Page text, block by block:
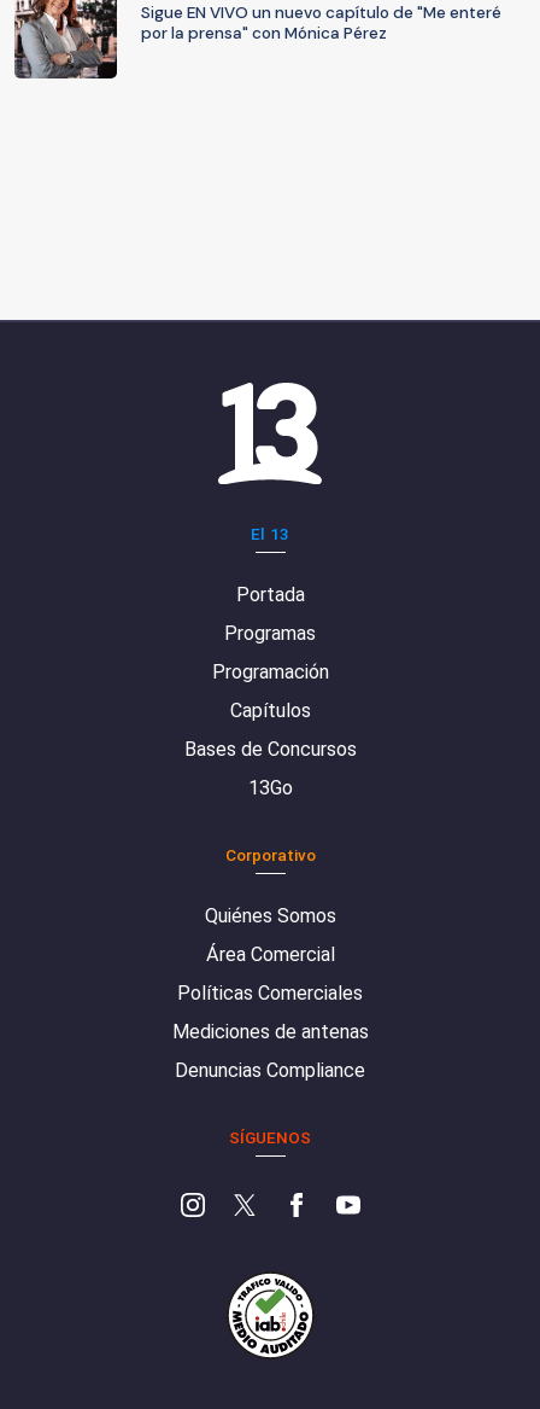
Sigue EN VIVO un nuevo capítulo de "Me enteré
por la prensa" con Mónica Pérez
El 13
Portada
Programas
Programación
Capítulos
Bases de Concursos
13Go
Corporativo
Quiénes Somos
Área Comercial
Políticas Comerciales
Mediciones de antenas
Denuncias Compliance
SÍGUENOS